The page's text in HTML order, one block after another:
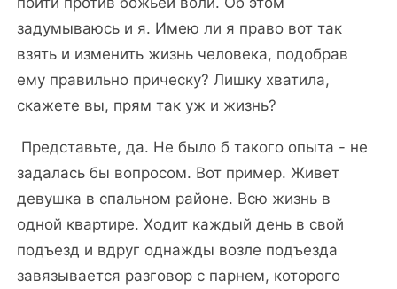
задумываюсь и я. Имею ли я право вот так
взять и изменить жизнь человека, подобрав
ему правильно прическу? Лишку хватила,
скажете вы, прям так уж и жизнь?
Представьте, да. Не было б такого опыта - не
задалась бы вопросом. Вот пример. Живет
девушка в спальном районе. Всю жизнь в
одной квартире. Ходит каждый день в свой
подъезд и вдруг однажды возле подъезда
завязывается разговор с парнем, которого